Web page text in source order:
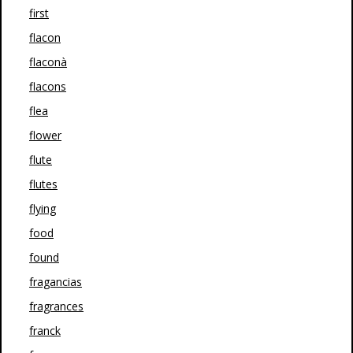
first
flacon
flaconà
flacons
flea
flower
flute
flutes
flying
food
found
fragancias
fragrances
franck